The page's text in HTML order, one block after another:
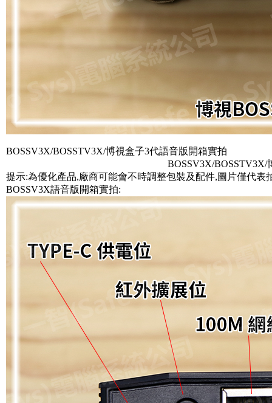
BOSSV3X/BOSSTV3X/博視盒子3代語音版開箱實拍
BOSSV3X/BOSSTV3X/
提示:為優化產品,廠商可能會不時調整包裝及配件,圖片僅代表
BOSSV3X語音版開箱實拍: